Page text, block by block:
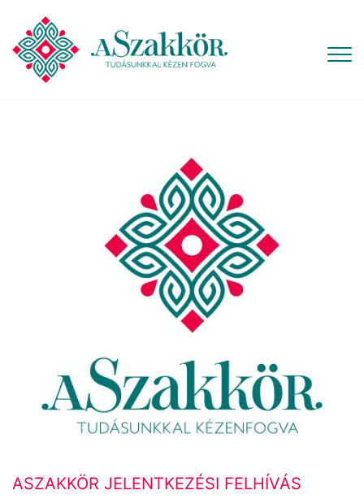
ASZAKKÖR JELENTKEZÉSI FELHÍVÁS